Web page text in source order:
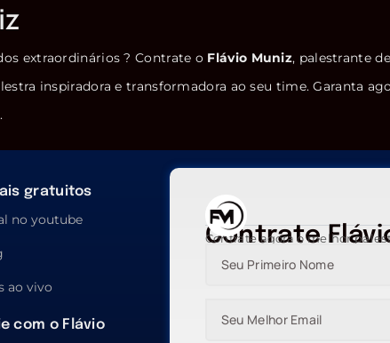
extraordinários ? Contrate o Flávio Muniz, palestrante de
inspiradora e transformadora ao seu time. Garanta
gratuitos
no youtube
ao vivo
com o Flávio
Contrate
Contrate agora o melhor